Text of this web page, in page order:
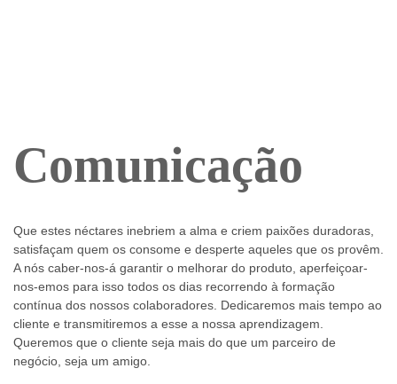
Comunicação
Que estes néctares inebriem a alma e criem paixões duradoras,
satisfaçam quem os consome e desperte aqueles que os provêm.
A nós caber-nos-á garantir o melhorar do produto, aperfeiçoar-
nos-emos para isso todos os dias recorrendo à formação
contínua dos nossos colaboradores. Dedicaremos mais tempo ao
cliente e transmitiremos a esse a nossa aprendizagem.
Queremos que o cliente seja mais do que um parceiro de
negócio, seja um amigo.